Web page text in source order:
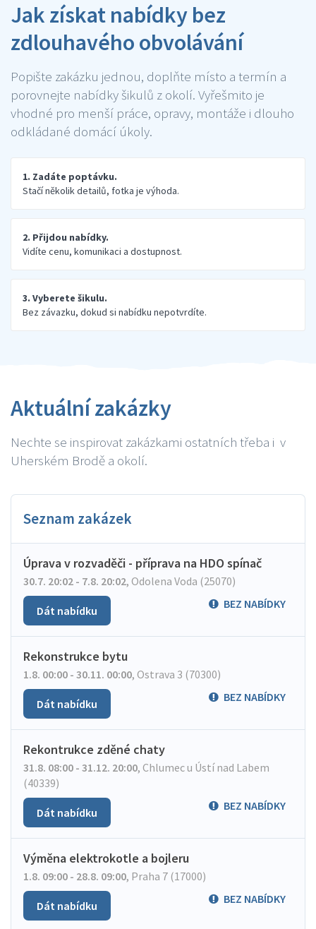
Jak získat nabídky bez
zdlouhavého obvolávání
Popište zakázku jednou, doplňte místo a termín a
porovnejte nabídky šikulů z okolí. Vyřešmito je
vhodné pro menší práce, opravy, montáže i dlouho
odkládané domácí úkoly.
1. Zadáte poptávku.
Stačí několik detailů, fotka je výhoda.
2. Přijdou nabídky.
Vidíte cenu, komunikaci a dostupnost.
3. Vyberete šikulu.
Bez závazku, dokud si nabídku nepotvrdíte.
Aktuální zakázky
Nechte se inspirovat zakázkami ostatních třeba i v
Uherském Brodě a okolí.
Seznam zakázek
Úprava v rozvaděči - příprava na HDO spínač
30.7. 20:02 - 7.8. 20:02, Odolena Voda (25070)
BEZ NABÍDKY
Dát nabídku
Rekonstrukce bytu
1.8. 00:00 - 30.11. 00:00, Ostrava 3 (70300)
BEZ NABÍDKY
Dát nabídku
Rekontrukce zděné chaty
31.8. 08:00 - 31.12. 20:00, Chlumec u Ústí nad Labem
(40339)
BEZ NABÍDKY
Dát nabídku
Výměna elektrokotle a bojleru
1.8. 09:00 - 28.8. 09:00, Praha 7 (17000)
BEZ NABÍDKY
Dát nabídku